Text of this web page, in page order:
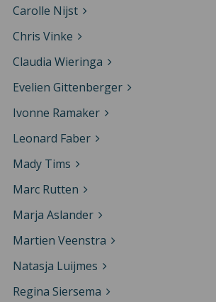
Carolle Nijst
Chris Vinke
Claudia Wieringa
Evelien Gittenberger
Ivonne Ramaker
Leonard Faber
Mady Tims
Marc Rutten
Marja Aslander
Martien Veenstra
Natasja Luijmes
Regina Siersema